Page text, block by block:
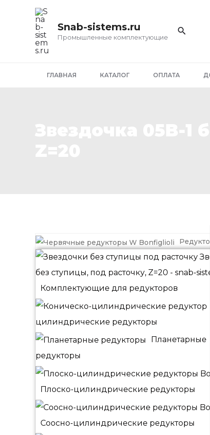
Перейти
содержимому
Snab-sistems.ru
Промышленные комплектующие
ГЛАВНАЯ КАТАЛОГ ОПЛАТА
Комплектующие для редукторов
цилиндрические редукторы
Планетарные
редукторы
Плоско-цилиндрические редукторы
Соосно-цилиндрические редукторы